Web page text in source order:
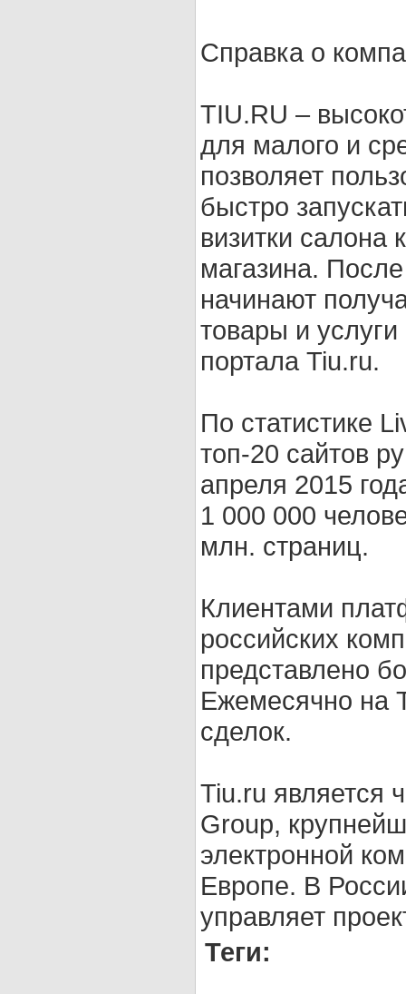
Справка о
TIU.RU –
для малого и
позволяет
быстро
визитки салона
магазина.
начинают
товары и
портала Tiu.ru.
По статистике
топ-20 сайтов
апреля 2015
1 000 000
млн. страниц.
Клиентами
российских
представлено
Ежемесячно на
сделок.
Tiu.ru является
Group,
электронной
Европе. В
управляет
Теги: